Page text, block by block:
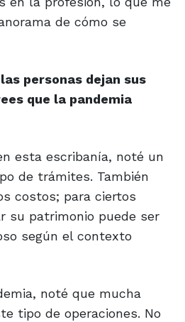
de cómo se
personas dejan sus
que la pandemia
esta escribanía, noté un
de trámites. También
costos; para ciertos
su patrimonio puede ser
según el contexto
noté que mucha
tipo de operaciones. No